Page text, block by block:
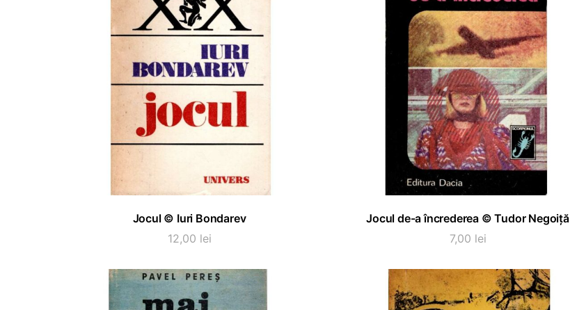
ADAUGĂ ÎN COȘ
Jocul © Iuri Bondarev
12,00 lei
ADAUGĂ ÎN COȘ
Jocul de-a încrederea © Tudor Negoiță
7,00 lei